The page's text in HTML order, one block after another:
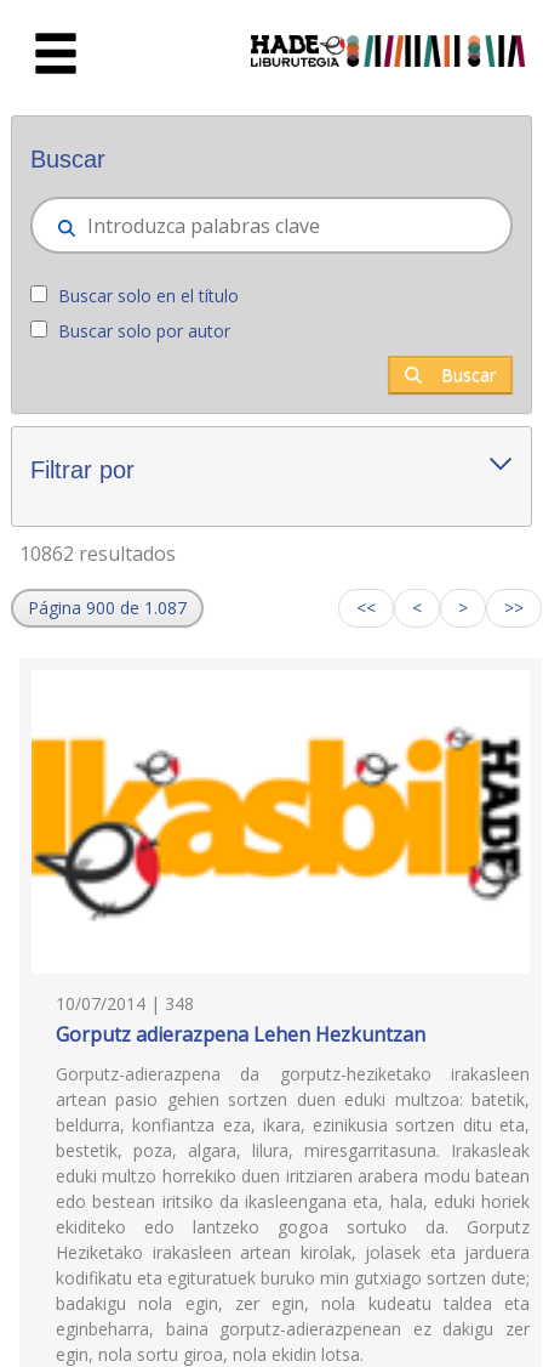
Novedades - Liburutegia
Buscar
Buscar solo en el título
Buscar solo por autor
Buscar
Filtrar por
10862 resultados
Página 900 de 1.087 << < > >>
10/07/2014 | 348
Gorputz adierazpena Lehen Hezkuntzan
Gorputz-adierazpena da gorputz-heziketako irakasleen
artean pasio gehien sortzen duen eduki multzoa: batetik,
beldurra, konfiantza eza, ikara, ezinikusia sortzen ditu eta,
bestetik, poza, algara, lilura, miresgarritasuna. Irakasleak
eduki multzo horrekiko duen iritziaren arabera modu batean
edo bestean iritsiko da ikasleengana eta, hala, eduki horiek
ekiditeko edo lantzeko gogoa sortuko da. Gorputz
Heziketako irakasleen artean kirolak, jolasek eta jarduera
kodifikatu eta egituratuek buruko min gutxiago sortzen dute;
badakigu nola egin, zer egin, nola kudeatu taldea eta
eginbeharra, baina gorputz-adierazpenean ez dakigu zer
egin, nola sortu giroa, nola ekidin lotsa.